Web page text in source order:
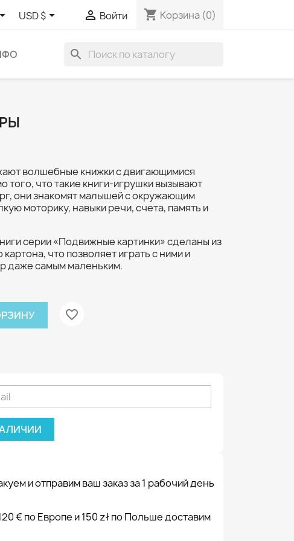
USD $  Войти shopping_cart Корзина (0)
search
волшебные книжки с двигающимися
того, что такие книги-игрушки вызывают
они знакомят малышей с окружающим
моторику, навыки речи, счета, память и
серии «Подвижные картинки» сделаны из
что позволяет играть с ними и
даже самым маленьким.
favorite_border
и отправим ваш заказ за 1 рабочий день
€ по Европе и 150 zł по Польше доставим